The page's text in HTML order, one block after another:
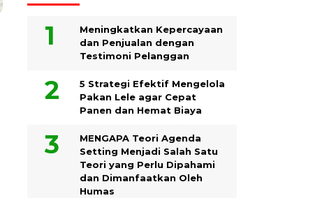
Meningkatkan Kepercayaan
dan Penjualan dengan
Testimoni Pelanggan
5 Strategi Efektif Mengelola
Pakan Lele agar Cepat
Panen dan Hemat Biaya
MENGAPA Teori Agenda
Setting Menjadi Salah Satu
Teori yang Perlu Dipahami
dan Dimanfaatkan Oleh
Humas